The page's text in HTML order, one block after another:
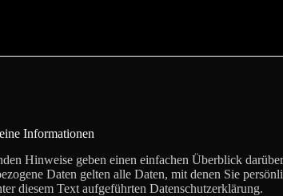
Informationen
Hinweise geben einen einfachen Überblick
Daten gelten alle Daten, mit denen Sie
diesem Text aufgeführten Datenschutzerklärung.